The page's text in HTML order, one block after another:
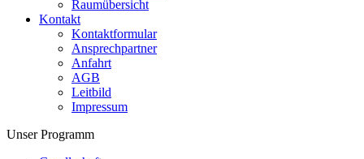
Raumübersicht
Kontakt
Kontaktformular
Ansprechpartner
Anfahrt
AGB
Leitbild
Impressum
Unser Programm